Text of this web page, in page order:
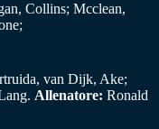
Collins; Mcclean,
van Dijk, Ake;
Allenatore: Ronald